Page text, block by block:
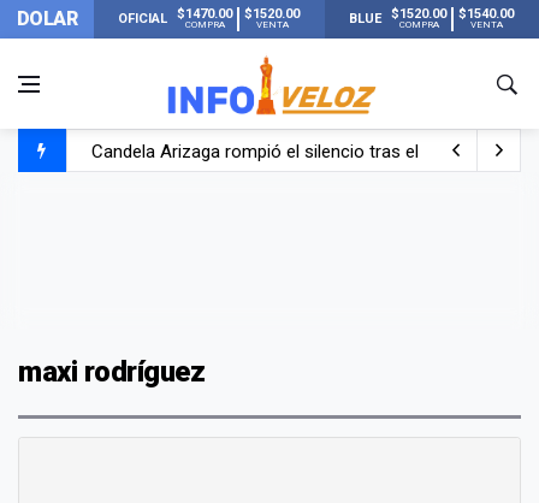
DOLAR OFICIAL $1470.00
COMPRA
$1520.00
VENTA BLUE $1520.00
COMPRA
$1540.00
VENTA
Candela Arizaga rompió el silencio tras el incidente con
maxi rodríguez